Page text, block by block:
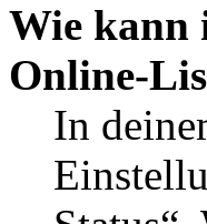
Wie kann
Online-
In